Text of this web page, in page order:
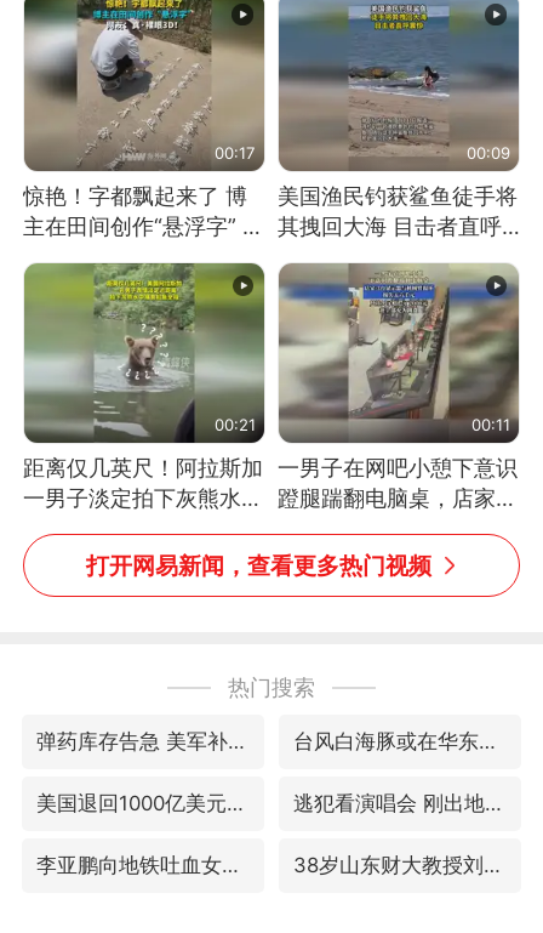
00:17
惊艳！字都飘起来了 博
主在田间创作“悬浮字” 网
友：真·裸眼3D！
00:09
美国渔民钓获鲨鱼徒手将
其拽回大海 目击者直呼
震惊 （视频来源：参考
消息）
00:21
距离仅几英尺！阿拉斯加
一男子淡定拍下灰熊水中
捕食鲑鱼全程
00:11
一男子在网吧小憩下意识
蹬腿踹翻电脑桌，店家3
台显示器与机械臂损坏
打开网易新闻，查看更多热门视频
热门搜索
弹药库存告急 美军补货难 台风白海豚或在华东沿海登陆
美国退回1000亿美元关税 逃犯看演唱会 刚出地铁就被逮住
李亚鹏向地铁吐血女孩捐99999元 38岁山东财大教授刘海明逝世